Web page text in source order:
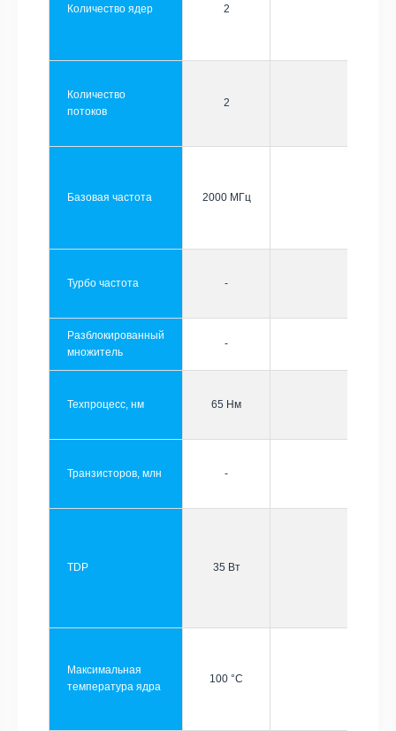
Количество ядер 2
Количество
потоков
2
Базовая частота 2000 МГц
Турбо частота -
Разблокированный
множитель
-
Техпроцесс, нм 65 Нм
Транзисторов, млн -
TDP 35 Вт
Максимальная
температура ядра
100 °C